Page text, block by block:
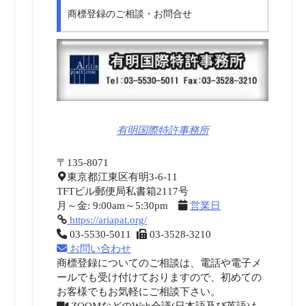
商標登録のご相談・お問合せ
有明国際特許事務所
〒135-8071
東京都江東区有明3-6-11
TFTビル郵便局私書箱2117号
月～金: 9:00am～5:30pm
営業日
https://ariapat.org/
03-5530-5011
03-3528-3210
お問い合わせ
商標登録についてのご相談は、電話や電子メ
ールでも受け付けておりますので、初めての
お客様でもお気軽にご相談下さい。